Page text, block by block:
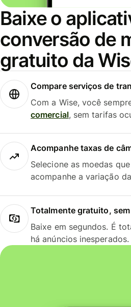
Baixe o
conversão de
gratuito da
Compare serviços de
Com a Wise, você
comercial, sem tarifas
Acompanhe taxas de
Selecione as moedas
acompanhe a variação
Totalmente gratuito,
Baixe em segundos. É
há anúncios inesperados.